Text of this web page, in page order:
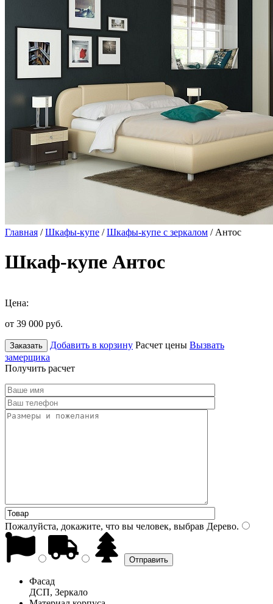
Главная /Шкафы-купе /Шкафы-купе с зеркалом / Антос
Шкаф-купе Антос
Цена:
от 39 000 руб.
Заказать Добавить в корзину Расчет цены Вызвать
замерщика
Получить расчет
Пожалуйста, докажите, что вы человек, выбрав Дерево.
Фасад
ДСП, Зеркало